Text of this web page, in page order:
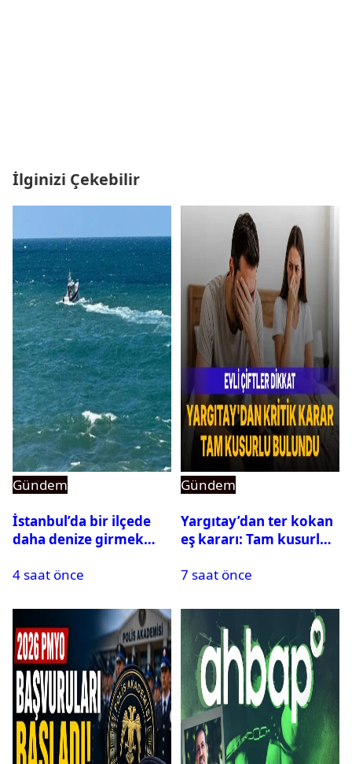
İlginizi Çekebilir
Gündem
İstanbul’da bir ilçede
daha denize girmek
4 saat önce
Gündem
Yargıtay’dan ter kokan
eş kararı: Tam kusurlu
7 saat önce